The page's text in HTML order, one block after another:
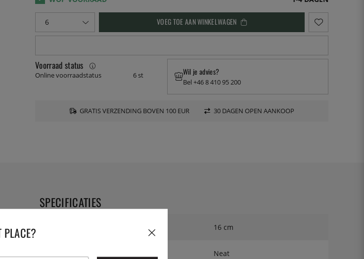
VOEG TOE AAN WINKELWAGEN
Voorraad status
Online voorraadstatus 6 st Wil je advies?
Bel +46 8 410 95 200
GRATIS VERZENDING BOVEN 100 EUR 30 DAGEN OPEN AANKOOP
SPECIFICATIES
16 cm
Neat
PLACE?